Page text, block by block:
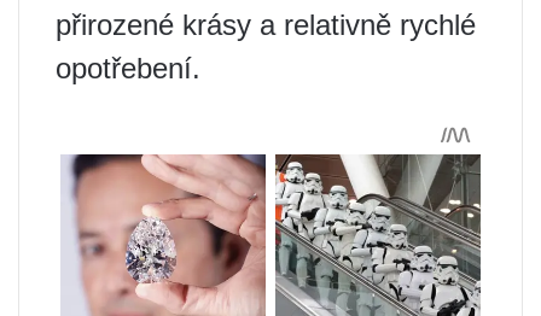
přirozené krásy a relativně rychlé
opotřebení.